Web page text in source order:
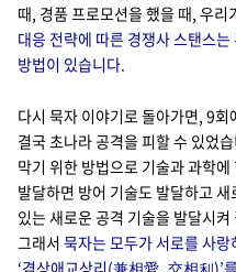
때, 경품 프로모션을 했을 때, 우
대응 전략에 따른 경쟁사 스탠스
방법이 있습니다.
다시 묵자 이야기로 돌아가면, 9
결국 초나라 공격을 피할 수 있었
막기 위한 방법으로 기술과 과학
발달하면 방어 기술도 발달하고
있는 새로운 공격 기술을 발달시
그래서 묵자는 모두가 서로를 사
‘겸상애교상리(
)’